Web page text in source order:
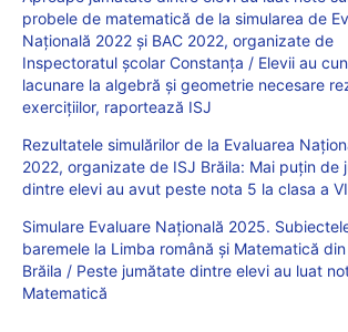
probele de matematică de la simularea de
Națională 2022 și BAC 2022, organizate de
Inspectoratul școlar Constanța / Elevii au
lacunare la algebră și geometrie necesare
exercițiilor, raportează ISJ
Rezultatele simulărilor de la Evaluarea
2022, organizate de ISJ Brăila: Mai puțin de
dintre elevi au avut peste nota 5 la clasa a
Simulare Evaluare Națională 2025.
baremele la Limba română și Matematică
Brăila / Peste jumătate dintre elevi au luat
Matematică